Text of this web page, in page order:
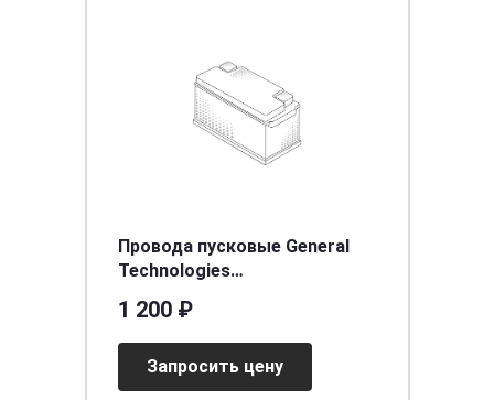
Провода пусковые General
Technologies
3м/20
1 200 ₽
Запросить цену